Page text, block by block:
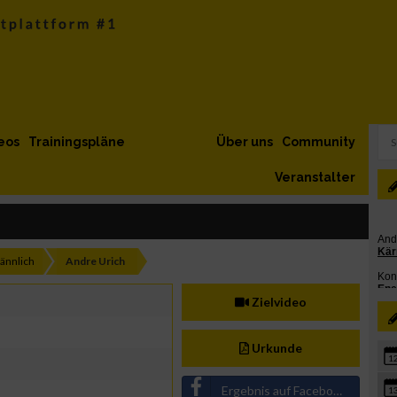
Trainingspläne Community
Über uns
Veranstalter
Andre Urich
Zielvideo
Urkunde
Ergebnis auf Facebook teilen